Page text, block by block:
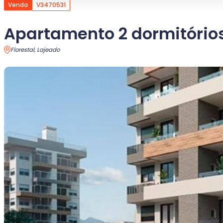
Venda V3470531
Apartamento 2
Florestal, Lajeado